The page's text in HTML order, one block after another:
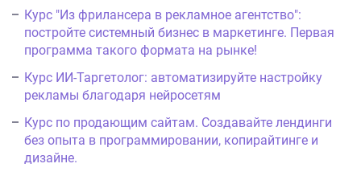
Курс "Из фрилансера в рекламное агентство":
постройте системный бизнес в маркетинге. Первая
программа такого формата на рынке!
Курс ИИ-Таргетолог: автоматизируйте настройку
рекламы благодаря нейросетям
Курс по продающим сайтам. Создавайте лендинги
без опыта в программировании, копирайтинге и
дизайне.